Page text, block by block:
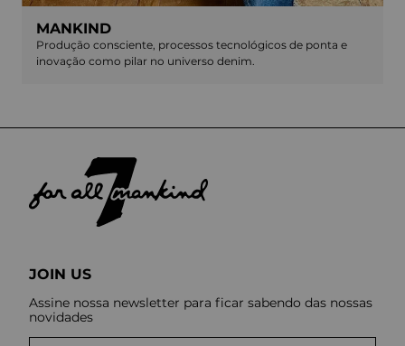
MANKIND
Produção consciente, processos tecnológicos de ponta e
inovação como pilar no universo denim.
JOIN US
Assine nossa newsletter para ficar sabendo das nossas
novidades